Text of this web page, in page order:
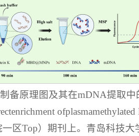
备原理图及其在mDNA提取中
一区Top）期刊上。青岛科技